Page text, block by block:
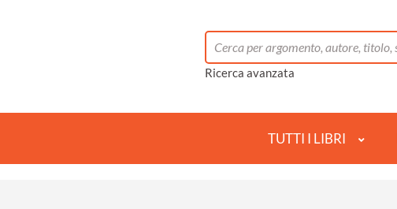
Ricerca avanzata
TUTTI I LIBRI